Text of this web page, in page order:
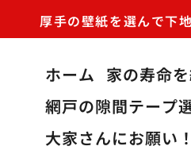
厚手の壁紙を選んで下
ホーム 家の寿命
網戸の隙間テープ
大家さんにお願い